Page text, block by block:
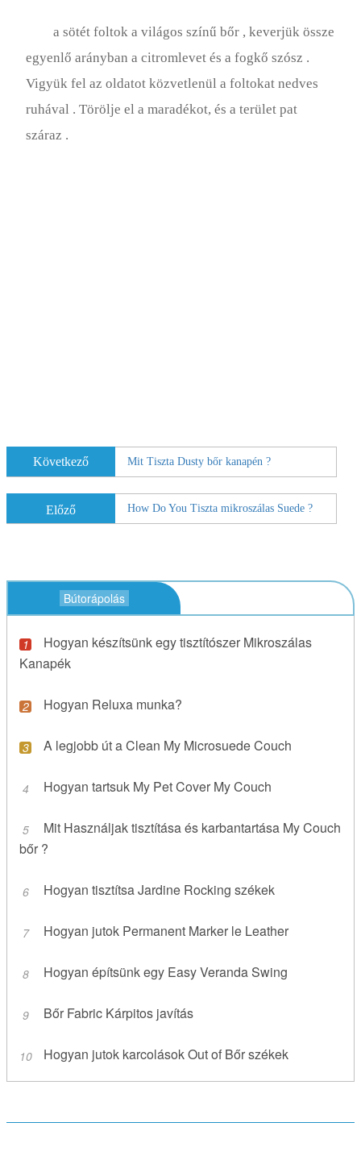
a sötét foltok a világos színű bőr , keverjük össze
egyenlő arányban a citromlevet és a fogkő szósz .
Vigyük fel az oldatot közvetlenül a foltokat nedves
ruhával . Törölje el a maradékot, és a terület pat
száraz .
Következő Mit Tiszta Dusty bőr kanapén ?
Előző How Do You Tiszta mikroszálas Suede ?
Bútorápolás
Hogyan készítsünk egy tisztítószer Mikroszálas
Kanapék
Hogyan Reluxa munka?
A legjobb út a Clean My Microsuede Couch
Hogyan tartsuk My Pet Cover My Couch
Mit Használjak tisztítása és karbantartása My Couch
bőr ?
Hogyan tisztítsa Jardine Rocking székek
Hogyan jutok Permanent Marker le Leather
Hogyan építsünk egy Easy Veranda Swing
Bőr Fabric Kárpitos javítás
Hogyan jutok karcolások Out of Bőr székek